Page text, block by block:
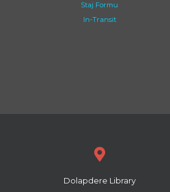
Staj Formu
In-Transit
Dolapdere Library